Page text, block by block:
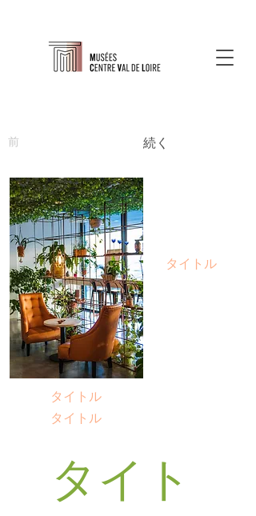
前 続く
タイトル
タイトル
タイトル
タイト